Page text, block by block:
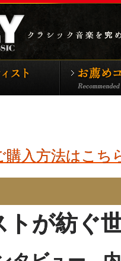
シックTOP 特集アーティ
入方法はこち
トが紡ぐ